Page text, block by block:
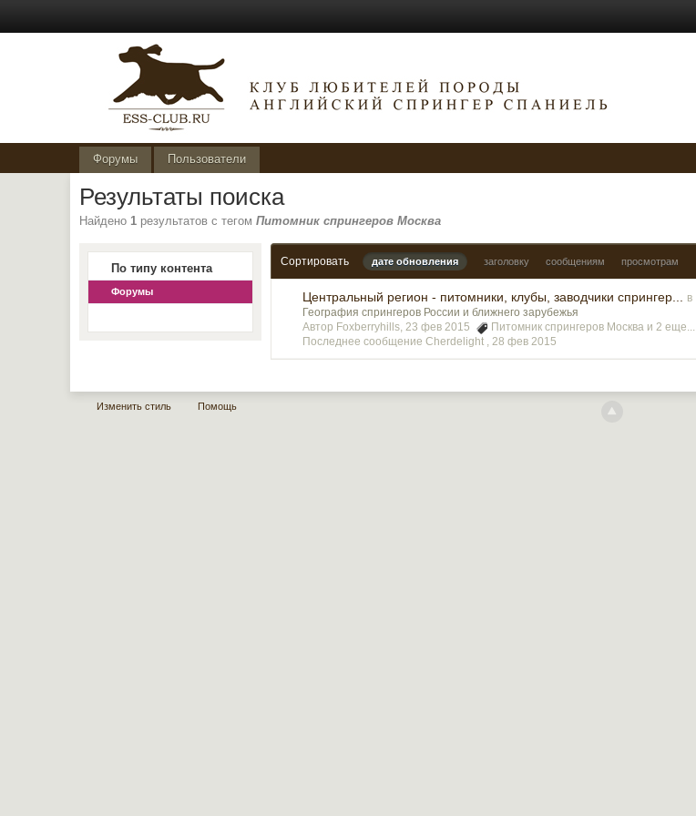
Форумы Пользователи
Результаты поиска
Найдено1 результатов с тегомПитомник спрингеров Москва
По типу контента
Форумы
Сортировать дате обновления заголовку сообщениям просмотрам
Центральный регион - питомники, клубы, заводчики спрингер...
в
География спрингеров России и ближнего зарубежья
Автор Foxberryhills, 23 фев 2015
Питомник спрингеров Москва и 2 еще...
Последнее сообщение Cherdelight ,28 фев 2015
Изменить стиль Помощь